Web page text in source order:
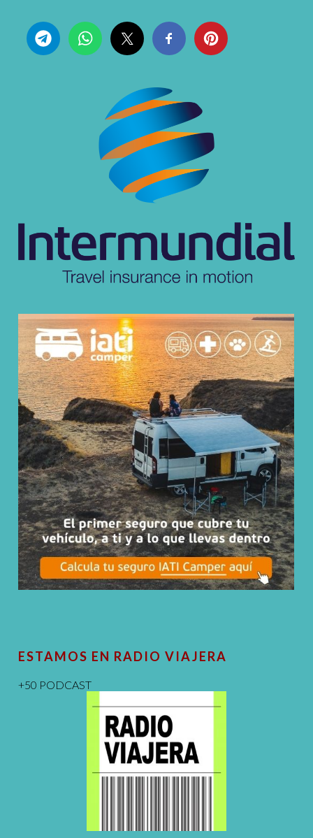
ESTAMOS EN RADIO VIAJERA
+50 PODCAST